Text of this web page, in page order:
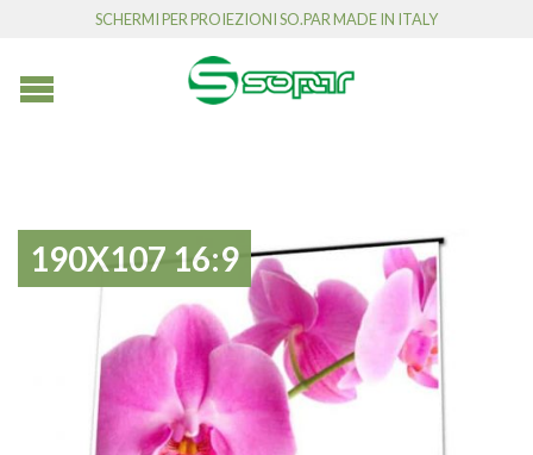
SCHERMI PER PROIEZIONI SO.PAR MADE IN ITALY
190X107 16:9